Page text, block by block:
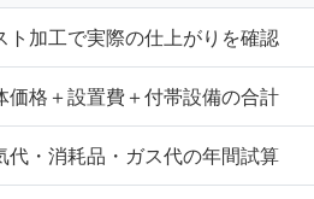
ト加工で実際の仕上がりを確認
価格＋設置費＋付帯設備の合計
代・消耗品・ガス代の年間試算